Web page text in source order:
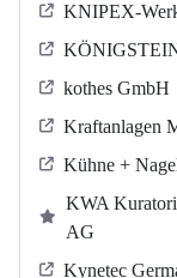
KNIPEX-
kothes GmbH
Kraftanlagen
Kühne +
KWA
AG
Kynetec